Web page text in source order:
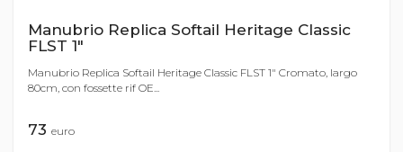
Manubrio Replica Softail Heritage Classic
FLST 1"
Manubrio Replica Softail Heritage Classic FLST 1" Cromato, largo
80cm, con fossette rif OE...
73 euro